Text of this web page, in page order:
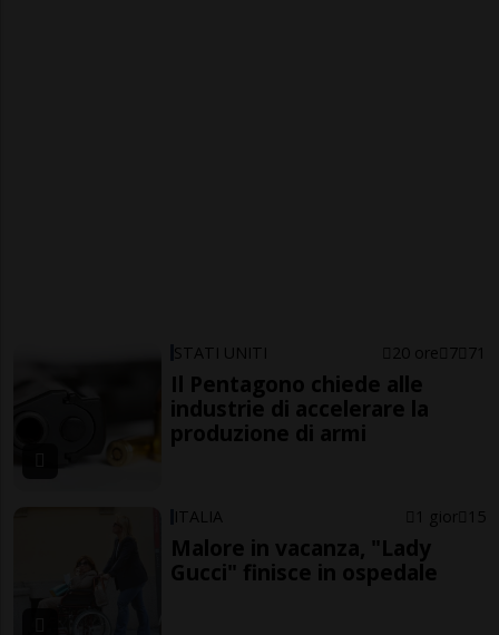
STATI UNITI 20 ore 7 71
Il Pentagono chiede alle
industrie di accelerare la
produzione di armi
ITALIA 1 gior 15
Malore in vacanza, "Lady
Gucci" finisce in ospedale